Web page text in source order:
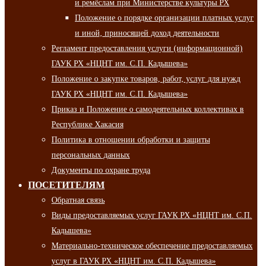
и ремёслам при Министерстве культуры РХ
Положение о порядке организации платных услуг
и иной, приносящей доход деятельности
Регламент предоставления услуги (информационной)
ГАУК РХ «НЦНТ им. С.П. Кадышева»
Положение о закупке товаров, работ, услуг для нужд
ГАУК РХ «НЦНТ им. С.П. Кадышева»
Приказ и Положение о самодеятельных коллективах в
Республике Хакасия
Политика в отношении обработки и защиты
персональных данных
Документы по охране труда
ПОСЕТИТЕЛЯМ
Обратная связь
Виды предоставляемых услуг ГАУК РХ «НЦНТ им. С.П.
Кадышева»
Материально-техническое обеспечение предоставляемых
услуг в ГАУК РХ «НЦНТ им. С.П. Кадышева»